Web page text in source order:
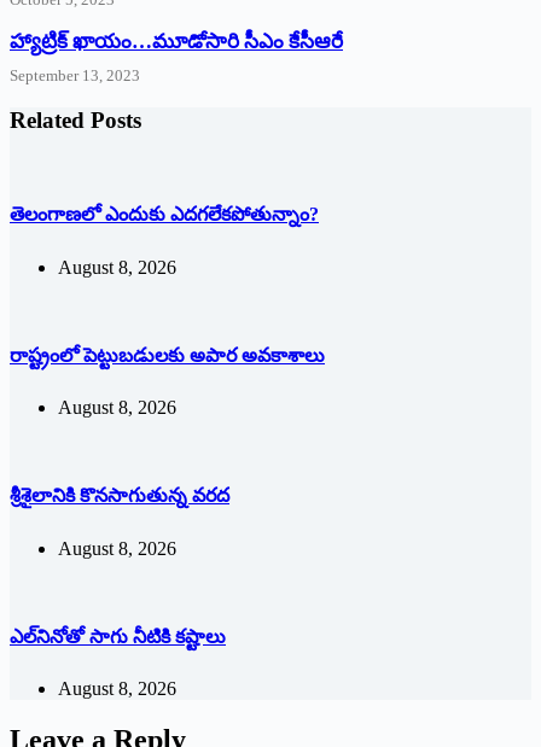
హ్యాట్రిక్‌ ‌ఖాయం…మూడోసారి సీఎం కేసీఆరే
September 13, 2023
Related Posts
తెలంగాణలో ఎందుకు ఎదగలేకపోతున్నాం?
August 8, 2026
రాష్ట్రంలో పెట్టుబడులకు అపార అవకాశాలు
August 8, 2026
శ్రీశైలానికి కొనసాగుతున్న వరద
August 8, 2026
ఎల్‌నినోతో సాగు నీటికి కష్టాలు
August 8, 2026
Leave a Reply